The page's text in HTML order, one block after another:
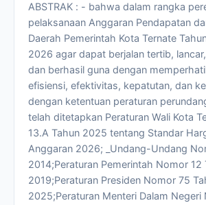
ABSTRAK : - bahwa dalam rangka perencanaan dan
pelaksanaan Anggaran Pendapatan
Daerah Pemerintah Kota Ternate
2026 agar dapat berjalan tertib,
dan berhasil guna dengan
efisiensi, efektivitas, kepatutan, dan
dengan ketentuan peraturan
telah ditetapkan Peraturan Wali Kota
13.A Tahun 2025 tentang Standar
Anggaran 2026; _Undang-Undang
2014;Peraturan Pemerintah Nomor 12
2019;Peraturan Presiden Nomor 75
2025;Peraturan Menteri Dalam Negeri